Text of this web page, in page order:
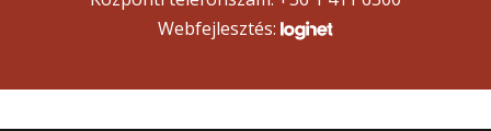
Webfejlesztés: